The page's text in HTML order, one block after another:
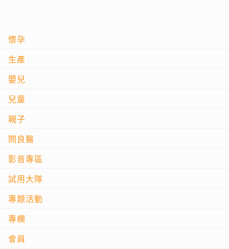
懷孕
生產
嬰兒
兒童
親子
問良醫
影音專區
試用大隊
專題活動
專欄
會員